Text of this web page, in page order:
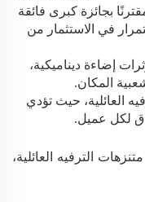
بجائزة كبرى فائقة
في الاستثمار من
إضاءة ديناميكية،
المكان.
العائلية، حيث تؤدي
لكل عميل.
متنزهات الترفيه العائلية،